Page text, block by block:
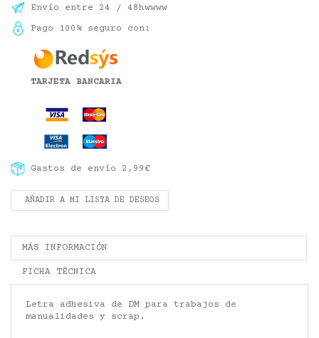
Envío entre 24 / 48hwwww
Pago 100% seguro con:
TARJETA BANCARIA
Gastos de envío 2,99€
AÑADIR A MI LISTA DE DESEOS
MÁS INFORMACIÓN
FICHA TÉCNICA
Letra adhesiva de DM para trabajos de
manualidades y scrap.